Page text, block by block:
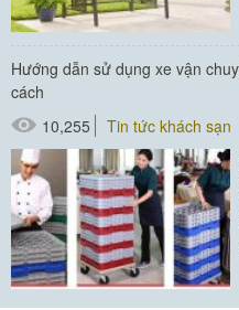
Hướng dẫn sử dụng xe vận
cách
10,255
Tin tức khách sạn